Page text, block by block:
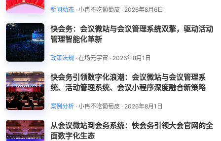
新闻动态 · 小冉不吃葡萄皮 · 2026年8月6日
快会务：会议微站与会议管理系统双擎，驱动活动
管理智能化革新
政策法规 · 在场元宇宙 · 2026年8月1日
快会务引领数字化浪潮：会议微站与会议管理系
统、活动管理系统、会议小程序深度融合新策略
案例分析 · 小冉不吃葡萄皮 · 2026年8月1日
从会议微站到会务系统：快会务引领大会官网的全
面数字化生态